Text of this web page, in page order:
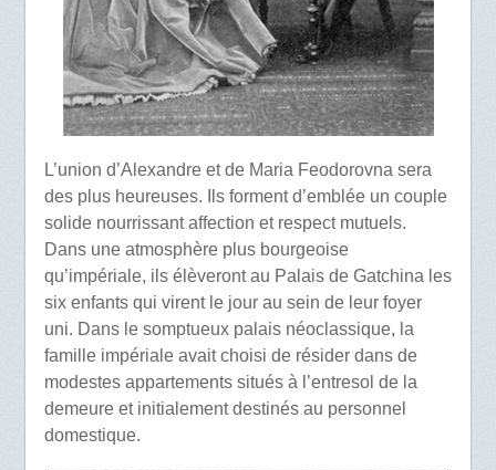
L’union d’Alexandre et de Maria Feodorovna sera
des plus heureuses. Ils forment d’emblée un couple
solide nourrissant affection et respect mutuels.
Dans une atmosphère plus bourgeoise
qu’impériale, ils élèveront au Palais de Gatchina les
six enfants qui virent le jour au sein de leur foyer
uni. Dans le somptueux palais néoclassique, la
famille impériale avait choisi de résider dans de
modestes appartements situés à l’entresol de la
demeure et initialement destinés au personnel
domestique.